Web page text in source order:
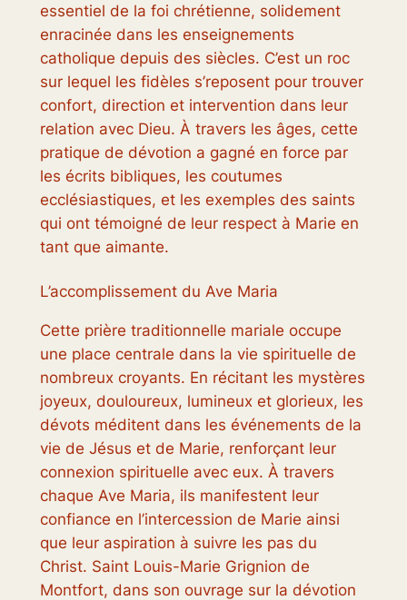
essentiel de la foi chrétienne, solidement
enracinée dans les enseignements
catholique depuis des siècles. C’est un roc
sur lequel les fidèles s’reposent pour trouver
confort, direction et intervention dans leur
relation avec Dieu. À travers les âges, cette
pratique de dévotion a gagné en force par
les écrits bibliques, les coutumes
ecclésiastiques, et les exemples des saints
qui ont témoigné de leur respect à Marie en
tant que aimante.
L’accomplissement du Ave Maria
Cette prière traditionnelle mariale occupe
une place centrale dans la vie spirituelle de
nombreux croyants. En récitant les mystères
joyeux, douloureux, lumineux et glorieux, les
dévots méditent dans les événements de la
vie de Jésus et de Marie, renforçant leur
connexion spirituelle avec eux. À travers
chaque Ave Maria, ils manifestent leur
confiance en l’intercession de Marie ainsi
que leur aspiration à suivre les pas du
Christ. Saint Louis-Marie Grignion de
Montfort, dans son ouvrage sur la dévotion